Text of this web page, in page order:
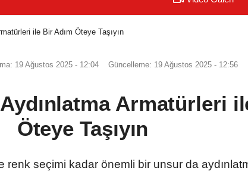
ile Bir Adım Öteye Taşıyın
19 Ağustos 2025 - 12:04 Güncelleme: 19 Ağustos 2025 - 12:56
Armatürleri
Öteye Taşıyın
seçimi kadar önemli bir unsur da